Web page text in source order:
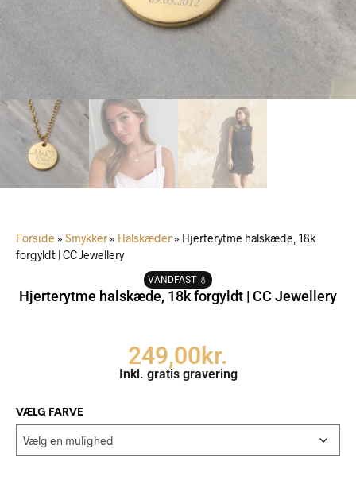
Forside » Smykker » Halskæder » Hjerterytme halskæde, 18k
forgyldt | CC Jewellery
VANDFAST 💧
Hjerterytme halskæde, 18k forgyldt | CC Jewellery
249,00kr.
Inkl. gratis gravering
VÆLG FARVE